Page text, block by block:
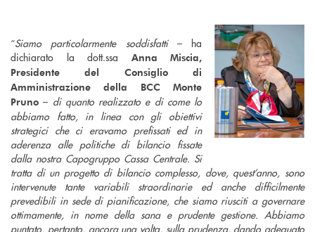
“Siamo particolarmente soddisfatti– ha
dichiarato la dott.ssa Anna Miscia,
Presidente del Consiglio di
Amministrazione della BCC Monte
Pruno– di quanto realizzato e di come lo
abbiamo fatto, in linea con gli obiettivi
strategici che ci eravamo prefissati ed in
aderenza alle politiche di bilancio fissate
dalla nostra Capogruppo Cassa Centrale. Si
tratta di un progetto di bilancio complesso, dove, quest’anno, sono
intervenute tante variabili straordinarie ed anche difficilmente
prevedibili in sede di pianificazione, che siamo riusciti a governare
ottimamente, in nome della sana e prudente gestione. Abbiamo
puntato, pertanto, ancora una volta, sulla prudenza, dando adeguato